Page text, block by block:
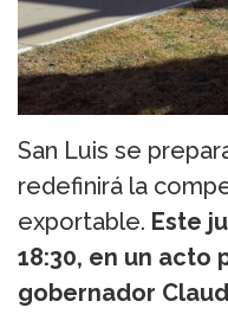
San Luis se
redefinirá la
exportable. Este
18:30, en un acto
gobernador